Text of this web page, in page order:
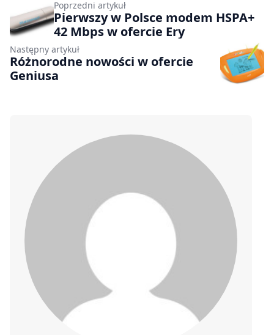
Poprzedni artykuł
Pierwszy w Polsce modem HSPA+
42 Mbps w ofercie Ery
Następny artykuł
Różnorodne nowości w ofercie
Geniusa